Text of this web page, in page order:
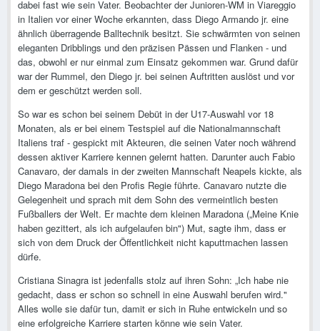
dabei fast wie sein Vater. Beobachter der Junioren-WM in Viareggio
in Italien vor einer Woche erkannten, dass Diego Armando jr. eine
ähnlich überragende Balltechnik besitzt. Sie schwärmten von seinen
eleganten Dribblings und den präzisen Pässen und Flanken - und
das, obwohl er nur einmal zum Einsatz gekommen war. Grund dafür
war der Rummel, den Diego jr. bei seinen Auftritten auslöst und vor
dem er geschützt werden soll.
So war es schon bei seinem Debüt in der U17-Auswahl vor 18
Monaten, als er bei einem Testspiel auf die Nationalmannschaft
Italiens traf - gespickt mit Akteuren, die seinen Vater noch während
dessen aktiver Karriere kennen gelernt hatten. Darunter auch Fabio
Canavaro, der damals in der zweiten Mannschaft Neapels kickte, als
Diego Maradona bei den Profis Regie führte. Canavaro nutzte die
Gelegenheit und sprach mit dem Sohn des vermeintlich besten
Fußballers der Welt. Er machte dem kleinen Maradona („Meine Knie
haben gezittert, als ich aufgelaufen bin") Mut, sagte ihm, dass er
sich von dem Druck der Öffentlichkeit nicht kaputtmachen lassen
dürfe.
Cristiana Sinagra ist jedenfalls stolz auf ihren Sohn: „Ich habe nie
gedacht, dass er schon so schnell in eine Auswahl berufen wird."
Alles wolle sie dafür tun, damit er sich in Ruhe entwickeln und so
eine erfolgreiche Karriere starten könne wie sein Vater.